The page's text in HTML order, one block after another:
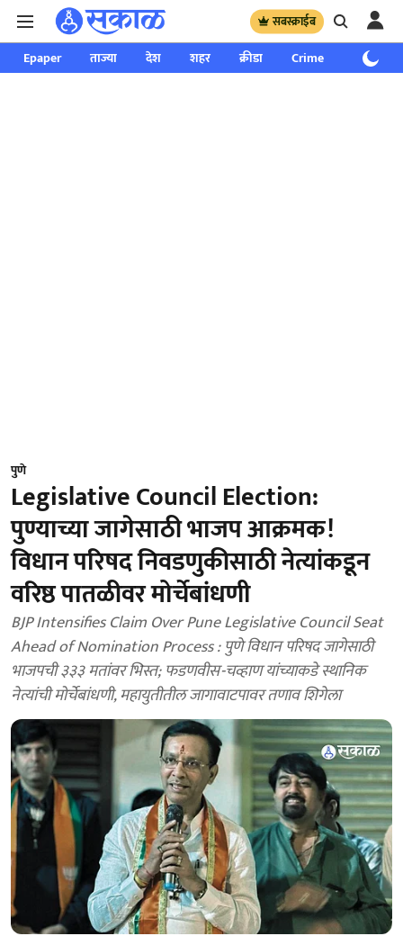
सबस्क्राईब
Epaper ताज्या देश शहर क्रीडा Crime साप्ताहिक
पुणे
Legislative Council Election:
पुण्याच्या जागेसाठी भाजप आक्रमक!
विधान परिषद निवडणुकीसाठी नेत्यांकडून
वरिष्ठ पातळीवर मोर्चेबांधणी
BJP Intensifies Claim Over Pune Legislative Council Seat
Ahead of Nomination Process : पुणे विधान परिषद जागेसाठी
भाजपची ३३३ मतांवर भिस्त; फडणवीस-चव्हाण यांच्याकडे स्थानिक
नेत्यांची मोर्चेबांधणी, महायुतीतील जागावाटपावर तणाव शिगेला